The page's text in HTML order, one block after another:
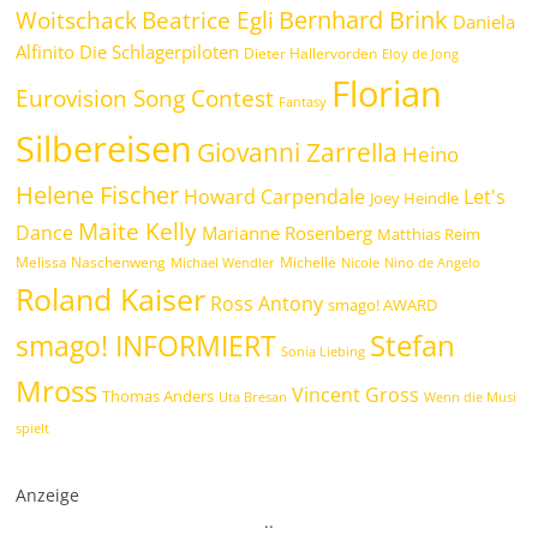
WoitschackBeatrice Egli Bernhard Brink Daniela
Alfinito Die Schlagerpiloten Dieter Hallervorden Eloy de Jong
Eurovision Song Contest Fantasy Florian
Silbereisen Giovanni Zarrella Heino
Helene Fischer Howard Carpendale Joey Heindle Let's
Dance Maite Kelly Marianne Rosenberg Matthias Reim
Melissa Naschenweng Michael Wendler Michelle Nicole Nino de Angelo
Roland Kaiser Ross Antony smago! AWARD
smago! INFORMIERT Sonia Liebing Stefan
Mross Thomas Anders Uta Bresan Vincent Gross Wenn die Musi
spielt
Anzeige
..